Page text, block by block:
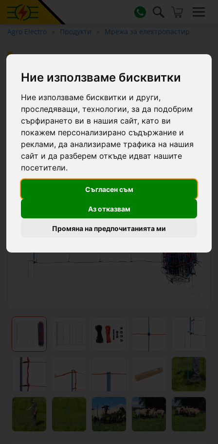
Ние използваме бисквитки
Ние използваме бисквитки и други,
проследяващи, технологии, за да подобрим
сърфирането ви в нашия сайт, като ви
покажем персонализирано съдържание и
реклами, да анализираме трафика на нашия
сайт и да разберем откъде идват нашите
посетители.
Съгласен съм
Аз отказвам
Промяна на предпочитанията ми
Agro Electro Продукти Мрежа за електропастир
Мрежа за електропастир,
TitanNet Premium, 50 м ×
108 см